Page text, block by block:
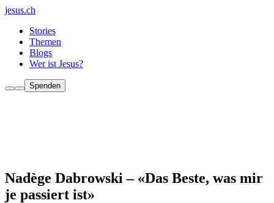
jesus.ch
Stories
Themen
Blogs
Wer ist Jesus?
Spenden
Nadège Dabrowski – «Das Beste, was mir
je passiert ist»